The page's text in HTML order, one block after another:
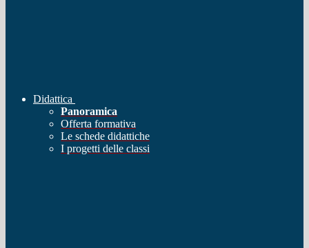
Didattica
Panoramica
Offerta formativa
Le schede didattiche
I progetti delle classi